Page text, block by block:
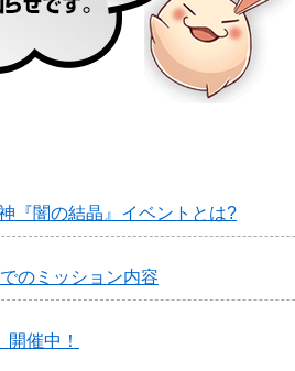
『闇の結晶』イベントとは?
のミッション内容
催中！